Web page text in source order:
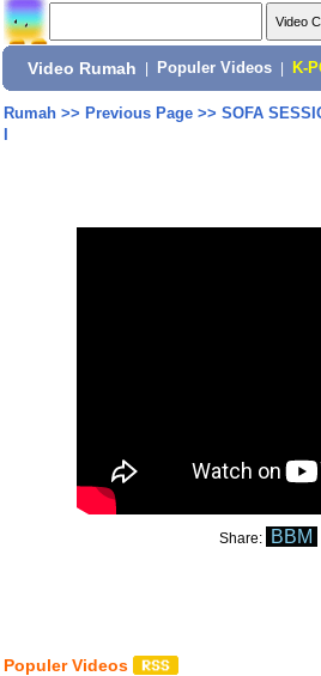
Video Rumah Populer Videos K-
Rumah>> Previous Page>> SOFA
Share: BBM
Populer Videos